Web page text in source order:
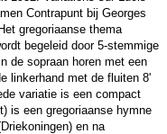
Contrapunt bij Georges
gregoriaanse thema
begeleid door 5-stemmige
de sopraan horen met een
linkerhand met de fluiten 8'
variatie is een compact
is een gregoriaanse hymne
en na